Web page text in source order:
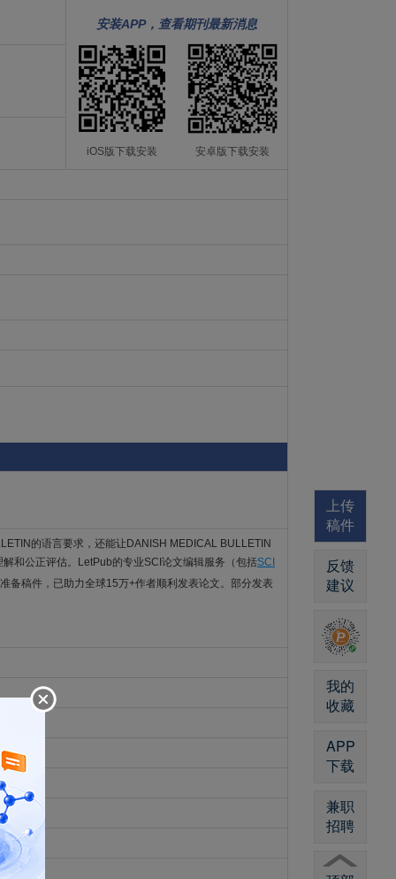
安装APP，查看期刊最新消息
iOS版下载安装 安卓版下载安装
的语言要求，还能让DANISH MEDICAL BULLETIN
和公正评估。LetPub的专业SCI论文编辑服务（包括SCI
备稿件，已助力全球15万+作者顺利发表论文。部分发表
上传
稿件
反馈
建议
我的
收藏
APP
下载
兼职
招聘